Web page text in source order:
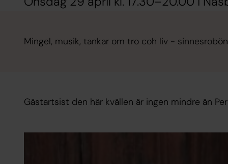
Mingel, musik, tankar om tro coh liv -
Gästartsist den här kvällen är ingen mindre än